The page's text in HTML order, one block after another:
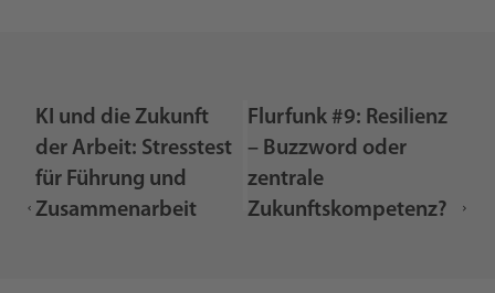
KI und die Zukunft
der Arbeit: Stresstest
für Führung und
Zusammenarbeit
Flurfunk #9: Resilienz
– Buzzword oder
zentrale
Zukunftskompetenz?